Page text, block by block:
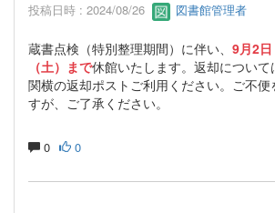
投稿日時 : 2024/08/26 図書館管理者
蔵書点検（特別整理期間）に伴い、 9月2
（土）まで休館いたします。返却につい
関横の返却ポストご利用ください。ご不便
すが、ご了承ください。
0 0